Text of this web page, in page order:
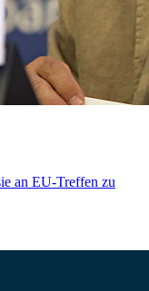
an EU-Treffen zu